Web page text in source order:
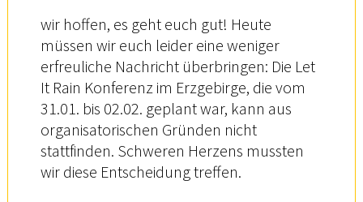
wir hoffen, es geht euch gut! Heute
müssen wir euch leider eine weniger
erfreuliche Nachricht überbringen: Die Let
It Rain Konferenz im Erzgebirge, die vom
31.01. bis 02.02. geplant war, kann aus
organisatorischen Gründen nicht
stattfinden. Schweren Herzens mussten
wir diese Entscheidung treffen.